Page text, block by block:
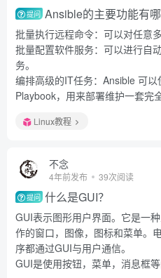
提问 Ansible的主要功能有哪
批量执行远程命令：可以对任意
批量配置软件服务：可以进行自
务。
编排高级的IT任务：Ansible 可
Playbook，用来部署维护一套完
Linux教程
不念
4年前发布 39次阅读
提问 什么是GUI？
GUI表示图形用户界面。它是一
作的窗口，图像，图标和菜单。
序都通过GUI与用户通信。
GUI是使用按钮，菜单，消息框